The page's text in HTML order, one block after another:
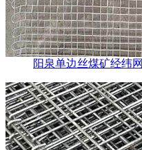
阳泉单边丝煤矿经纬网